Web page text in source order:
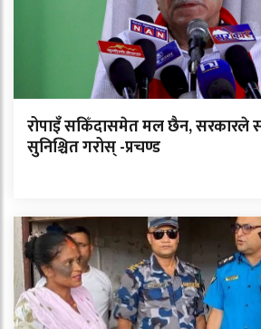
रोपाइँ सकिँदासमेत मल छैन, सरकारले
सुनिश्चित गरोस् -प्रचण्ड